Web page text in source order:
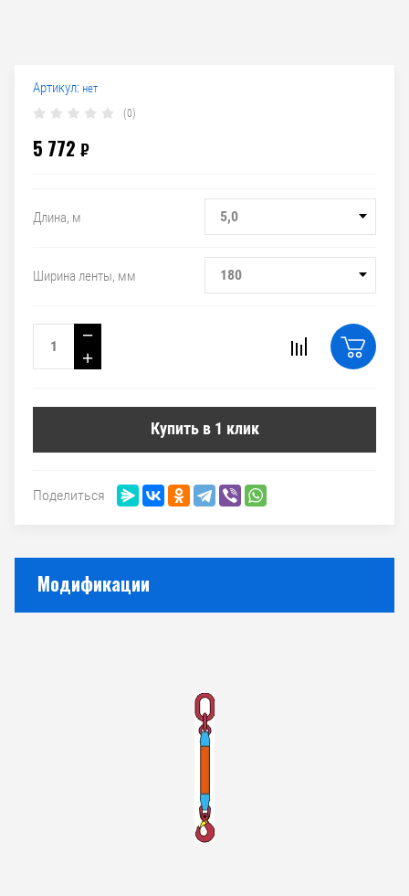
Артикул: нет
(0)
5 772 ₽
Длина, м 5,0
Ширина ленты, мм 180
−
+
Купить в 1 клик
Поделиться
Модификации